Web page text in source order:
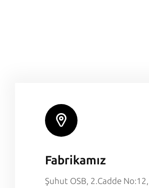
Fabrikamız
Şuhut OSB, 2.Cadde